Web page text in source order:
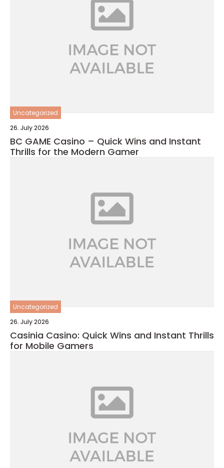
Uncategorized
26. July 2026
BC GAME Casino – Quick Wins and Instant
Thrills for the Modern Gamer
Uncategorized
26. July 2026
Casinia Casino: Quick Wins and Instant Thrills
for Mobile Gamers